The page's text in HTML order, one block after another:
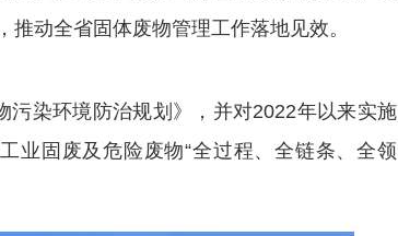
动全省固体废物管理工作落地见效。
染环境防治规划》，并对2022年以来实施
业固废及危险废物“全过程、全链条、全领